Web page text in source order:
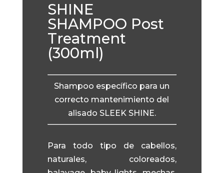
SHINE
SHAMPOO Post
Treatment
(300ml)
Shampoo específico para un
correcto mantenimiento del
alisado SLEEK SHINE.
Para todo tipo de cabellos,
naturales, coloreados,